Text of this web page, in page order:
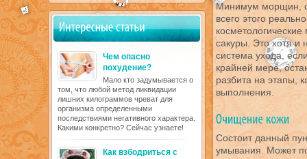
Чем опасно
похудение?
Мало кто задумывается о
том, что любой метод ликвидации
лишних килограммов чреват для
организма определенными
последствиями негативного характера.
Какими конкретно? Сейчас узнаете!
Как взбодриться с
Минимум морщин,
всего этого
сакуры. Это хотя и
система ухода,
крайней мере,
разбита на этапы,
выполнения.
Состоит данный
умывания. Может